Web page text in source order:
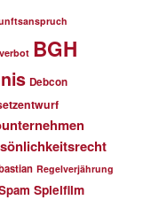
BGH
Debcon
Regelverjährung
Spielfilm